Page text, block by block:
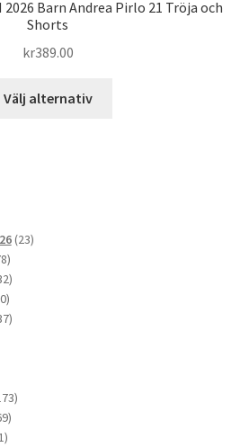
Barn Andrea Pirlo 21 Tröja och
Shorts
kr389.00
Välj alternativ
2323
578
produkter
4832
produkter
9990
produkter
1937
173
169
291